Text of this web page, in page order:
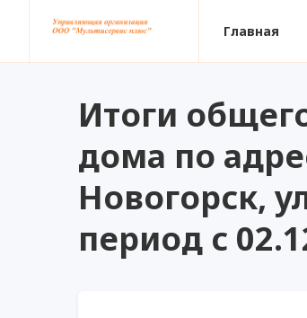
Главная
Итоги
дома по
Новогорск,
период с